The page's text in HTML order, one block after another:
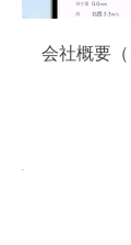
会社概要（